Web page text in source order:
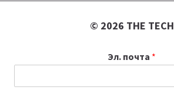
© 2026 THE TECH
Эл. почта *